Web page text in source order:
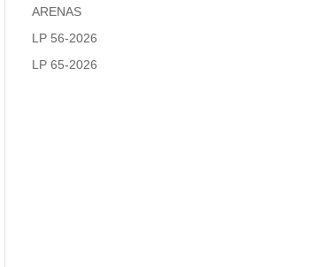
ARENAS
LP 56-2026
LP 65-2026